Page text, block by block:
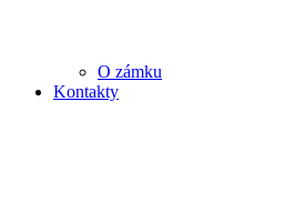
O zámku
Kontakty